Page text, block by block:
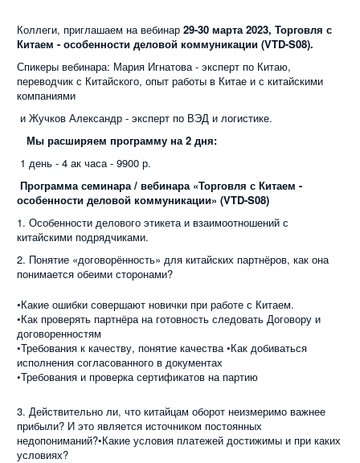
Коллеги, приглашаем на вебинар 29-30 марта 2023, Торговля с
Китаем - особенности деловой коммуникации (VTD-S08).
Спикеры вебинара: Мария Игнатова - эксперт по Китаю,
переводчик с Китайского, опыт работы в Китае и с китайскими
компаниями
и Жучков Александр - эксперт по ВЭД и логистике.
Мы расширяем программу на 2 дня:
1 день - 4 ак часа - 9900 р.
Программа семинара / вебинара «Торговля с Китаем -
особенности деловой коммуникации» (VTD-S08)
1. Особенности делового этикета и взаимоотношений с
китайскими подрядчиками.
2. Понятие «договорённость» для китайских партнёров, как она
понимается обеими сторонами?
•Какие ошибки совершают новички при работе с Китаем.
•Как проверять партнёра на готовность следовать Договору и
договоренностям
•Требования к качеству, понятие качества •Как добиваться
исполнения согласованного в документах
•Требования и проверка сертификатов на партию
3. Действительно ли, что китайцам оборот неизмеримо важнее
прибыли? И это является источником постоянных
недопониманий?•Какие условия платежей достижимы и при каких
условиях?